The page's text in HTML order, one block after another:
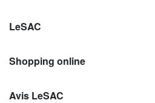
LeSAC
Shopping online
Avis LeSAC